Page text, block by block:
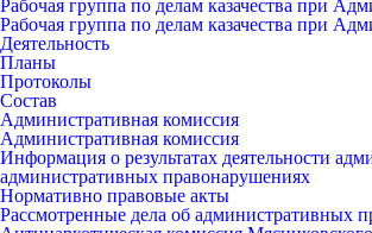
Рабочая группа по делам казачества при
Рабочая группа по делам казачества при
Деятельность
Планы
Протоколы
Состав
Административная комиссия
Административная комиссия
Информация о результатах деятельности
административных правонарушениях
Нормативно правовые акты
Рассмотренные дела об административных